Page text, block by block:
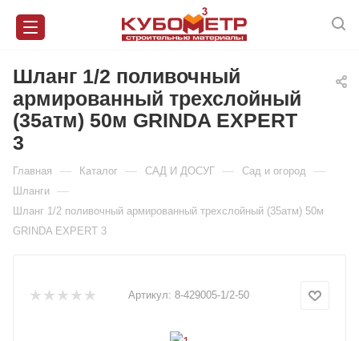
Шланг 1/2 поливочный
армированный трехслойный
(35атм) 50м GRINDA EXPERT
3
Главная — Каталог — САД И ДОСУГ — Сад и огород —
Шланги —
Шланг 1/2 поливочный армированный трехслойный (35атм) 50м
GRINDA EXPERT 3
Артикул: 8-429005-1/2-50